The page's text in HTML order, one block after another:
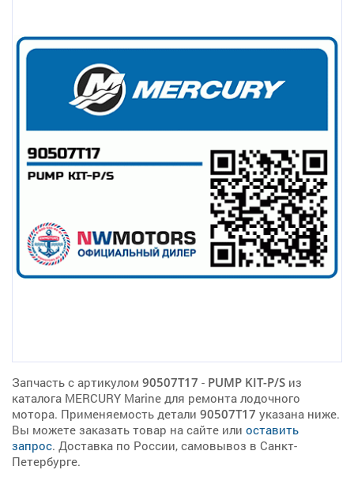
Запчасть с артикулом 90507T17 - PUMP KIT-P/S из
каталога MERCURY Marine для ремонта лодочного
мотора. Применяемость детали 90507T17 указана ниже.
Вы можете заказать товар на сайте или оставить
запрос. Доставка по России, самовывоз в Санкт-
Петербурге.